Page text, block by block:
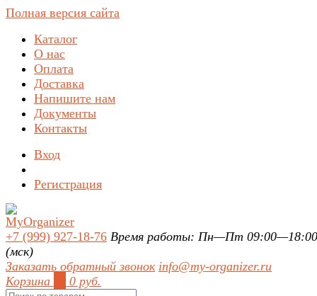
Полная версия сайта
Каталог
О нас
Оплата
Доставка
Напишите нам
Документы
Контакты
Вход
Регистрация
+7 (999) 927-18-76 Время работы: Пн—Пт 09:00—18:00
(мск)
Заказать обратный звонок info@my-organizer.ru
Корзина
0 руб.